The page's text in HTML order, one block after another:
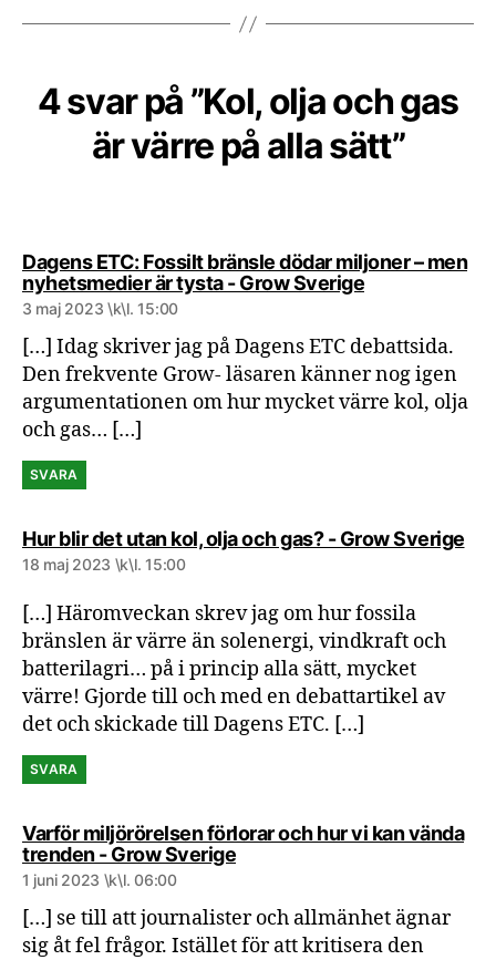
4 svar på ”Kol, olja och gas
är värre på alla sätt”
Dagens ETC: Fossilt bränsle dödar miljoner – men
nyhetsmedier är tysta - Grow Sverigesäger:
3 maj 2023 \k\l. 15:00
[…] Idag skriver jag på Dagens ETC debattsida.
Den frekvente Grow- läsaren känner nog igen
argumentationen om hur mycket värre kol, olja
och gas… […]
SVARA
Hur blir det utan kol, olja och gas? - Grow Sverige
18 maj 2023 \k\l. 15:00
[…] Häromveckan skrev jag om hur fossila
bränslen är värre än solenergi, vindkraft och
batterilagri… på i princip alla sätt, mycket
värre! Gjorde till och med en debattartikel av
det och skickade till Dagens ETC. […]
SVARA
Varför miljörörelsen förlorar och hur vi kan vända
trenden - Grow Sverigesäger:
1 juni 2023 \k\l. 06:00
[…] se till att journalister och allmänhet ägnar
sig åt fel frågor. Istället för att kritisera den